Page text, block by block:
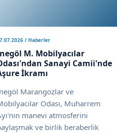
/ Haberler
M. Mobilyacılar
Sanayi Camii'nde
İkramı
Marangozlar ve
Odası, Muharrem
manevi atmosferini
ve birlik beraberlik